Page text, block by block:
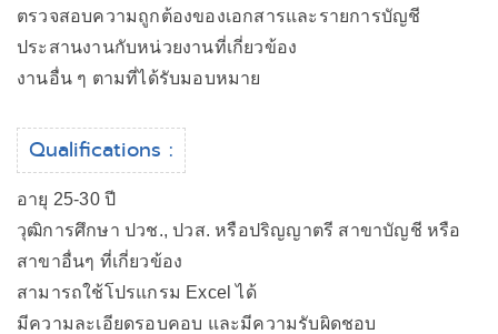
ตรวจสอบความถูกต้องของเอกสารและรายการบัญชี
ประสานงานกับหน่วยงานที่เกี่ยวข้อง
งานอื่น ๆ ตามที่ได้รับมอบหมาย
Qualifications :
อายุ 25-30 ปี
วุฒิการศึกษา ปวช., ปวส. หรือปริญญาตรี สาขาบัญชี หรือ
สาขาอื่นๆ ที่เกี่ยวข้อง
สามารถใช้โปรแกรม Excel ได้
มีความละเอียดรอบคอบ และมีความรับผิดชอบ